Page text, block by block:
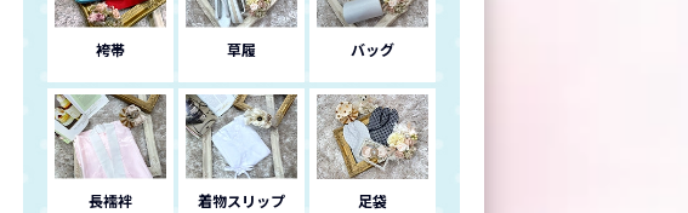
袴帯 草履 バッグ
長襦袢 着物スリップ 足袋